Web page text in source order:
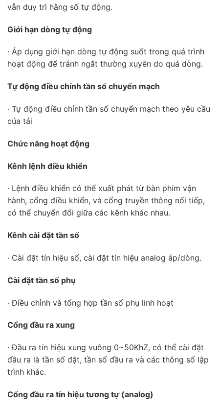
vẫn duy trì hằng số tự động.
Giới hạn dòng tự động
· Áp dụng giới hạn dòng tự động suốt trong quá trình
hoạt động để tránh ngắt thường xuyên do quá dòng.
Tự động điều chỉnh tần số chuyển mạch
· Tự động điều chỉnh tần số chuyển mạch theo yêu cầu
của tải
Chức năng hoạt động
Kênh lệnh điều khiển
· Lệnh điều khiển có thể xuất phát từ bàn phím vận
hành, cổng điều khiển, và cổng truyền thông nối tiếp,
có thể chuyển đổi giữa các kênh khác nhau.
Kênh cài đặt tần số
· Cài đặt tín hiệu số, cài đặt tín hiệu analog áp/dòng.
Cài đặt tần số phụ
· Điều chỉnh và tổng hợp tần số phụ linh hoạt
Cổng đầu ra xung
· Đầu ra tín hiệu xung vuông 0~50KhZ, có thể cài đặt
đầu ra là tần số đặt, tần số đầu ra và các thông số lập
trình khác.
Cổng đầu ra tín hiệu tương tự (analog)